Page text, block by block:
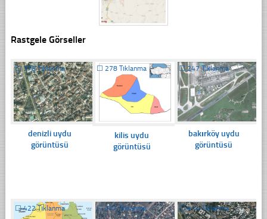
Rastgele Görseller
☐378 Tıklanma
denizli uydu
görüntüsü
☐ 278 Tıklanma
kilis uydu
görüntüsü
☐247 Tıklanma
bakırköy uydu
görüntüsü
☐422 Tıklanma ☐291 Tıklanma ☐414 Tıklanma